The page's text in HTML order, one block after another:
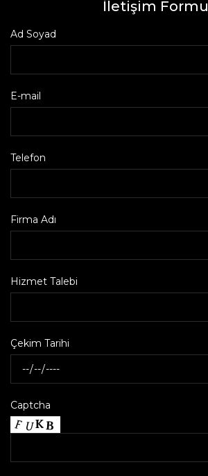
İletişim Formu
Ad Soyad
E-mail
Telefon
Firma Adı
Hizmet Talebi
Çekim Tarihi
Captcha